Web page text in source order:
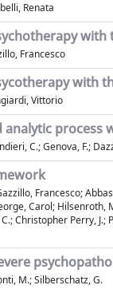
Renata
with
Francesco
with
Vittorio
process
C.; Genova, F.;
Francesco;
Carol; Hilsenroth,
Christopher Perry,
M.; Silberschatz, G.